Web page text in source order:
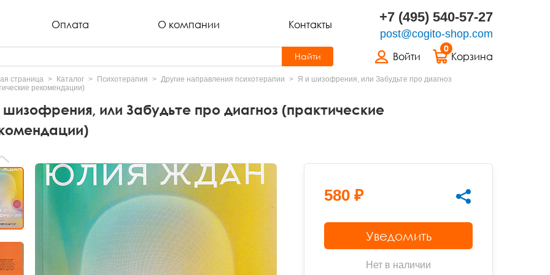
Оплата О компании Контакты +7 (495) 540-57-27
post@cogito-shop.com
Войти
0
Корзина
Найти
страница Каталог Психотерапия Другие направления психотерапии
Я и шизофрeния, или Забудьте про диагноз
рекомендации)
шизофрeния, или Забудьте про диагноз (практические
580 ₽
Уведомить
Нет в наличии